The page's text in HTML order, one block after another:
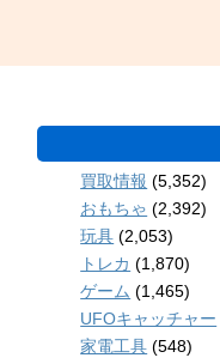
買取情報 (5,352)
おもちゃ (2,392)
玩具 (2,053)
トレカ (1,870)
ゲーム (1,465)
UFOキャッチャー
家電工具 (548)